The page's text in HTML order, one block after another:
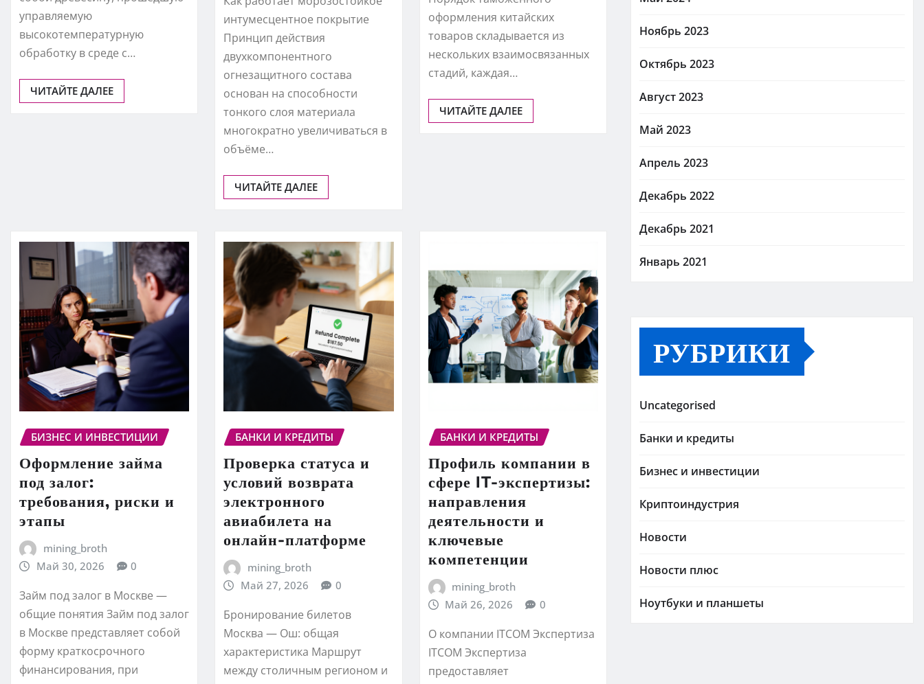
управляемую
высокотемпературную
обработку в среде с…
ЧИТАЙТЕ ДАЛЕЕ
интумесцентное покрытие
Принцип действия
двухкомпонентного
огнезащитного состава
основан на способности
тонкого слоя материала
многократно увеличиваться в
объёме…
ЧИТАЙТЕ ДАЛЕЕ
оформления китайских
товаров складывается из
нескольких взаимосвязанных
стадий, каждая…
ЧИТАЙТЕ ДАЛЕЕ
БИЗНЕС И ИНВЕСТИЦИИ
Оформление займа
под залог:
требования, риски и
этапы
mining_broth
Май 30, 2026
0
Займ под залог в Москве —
общие понятия Займ под залог
в Москве представляет собой
форму краткосрочного
финансирования, при
БАНКИ И КРЕДИТЫ
Проверка статуса и
условий возврата
электронного
авиабилета на
онлайн-платформе
mining_broth
Май 27, 2026
0
Бронирование билетов
Москва — Ош: общая
характеристика Маршрут
между столичным регионом и
БАНКИ И КРЕДИТЫ
Профиль компании в
сфере IT-экспертизы:
направления
деятельности и
ключевые
компетенции
mining_broth
Май 26, 2026
0
О компании ITCOM Экспертиза
ITCOM Экспертиза
предоставляет
Ноябрь 2023
Октябрь 2023
Август 2023
Май 2023
Апрель 2023
Декабрь 2022
Декабрь 2021
Январь 2021
РУБРИКИ
Uncategorised
Банки и кредиты
Бизнес и инвестиции
Криптоиндустрия
Новости
Новости плюс
Ноутбуки и планшеты